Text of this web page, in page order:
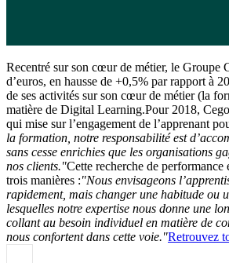
Recentré sur son cœur de métier, le Groupe
d’euros, en hausse de +0,5% par rapport à
de ses activités sur son cœur de métier (la
matière de Digital Learning.Pour 2018,
qui mise sur l’engagement de l’apprenant
la formation, notre responsabilité est
sans cesse enrichies que les organisations
nos clients."Cette recherche de
trois manières :"Nous envisageons
rapidement, mais changer une habitude ou
lesquelles notre expertise nous donne une
collant au besoin individuel en matière de
nous confortent dans cette voie."Retrouvez